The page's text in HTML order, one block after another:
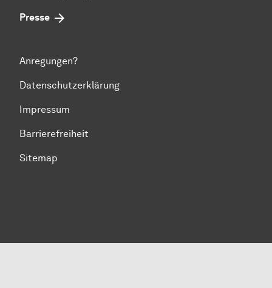
Presse
Anregungen?
Datenschutzerklärung
Impressum
Barrierefreiheit
Sitemap